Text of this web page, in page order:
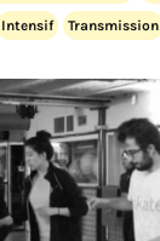
Intensif Transmission